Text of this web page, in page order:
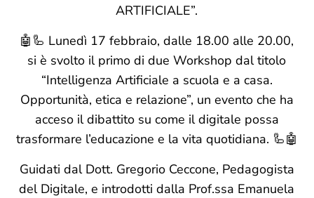
ARTIFICIALE”.
🤖🦾 Lunedì 17 febbraio, dalle 18.00 alle 20.00,
si è svolto il primo di due Workshop dal titolo
“Intelligenza Artificiale a scuola e a casa.
Opportunità, etica e relazione”, un evento che ha
acceso il dibattito su come il digitale possa
trasformare l’educazione e la vita quotidiana. 🦾🤖
Guidati dal Dott. Gregorio Ceccone, Pedagogista
del Digitale, e introdotti dalla Prof.ssa Emanuela